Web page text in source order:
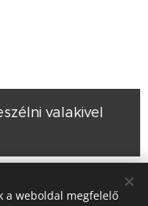
valakivel
a weboldal megfelelő